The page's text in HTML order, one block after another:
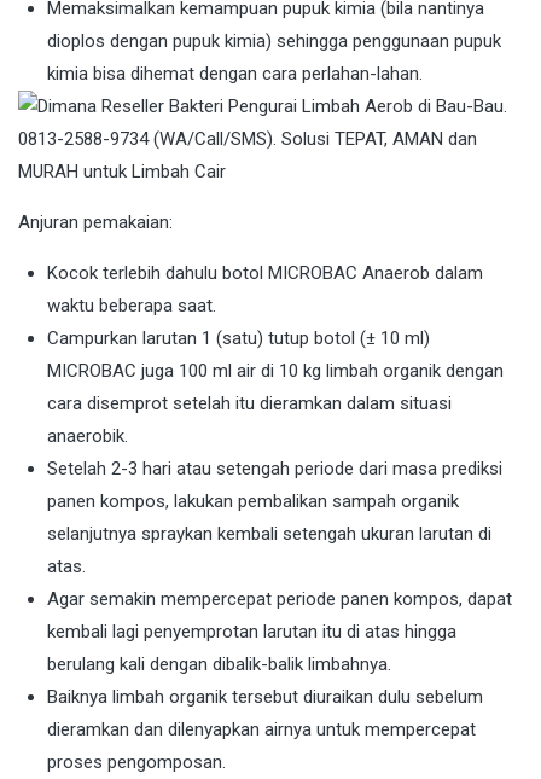
Memaksimalkan kemampuan pupuk kimia (bila nantinya
dioplos dengan pupuk kimia) sehingga penggunaan pupuk
kimia bisa dihemat dengan cara perlahan-lahan.
Anjuran pemakaian:
Kocok terlebih dahulu botol MICROBAC Anaerob dalam
waktu beberapa saat.
Campurkan larutan 1 (satu) tutup botol (± 10 ml)
MICROBAC juga 100 ml air di 10 kg limbah organik dengan
cara disemprot setelah itu dieramkan dalam situasi
anaerobik.
Setelah 2-3 hari atau setengah periode dari masa prediksi
panen kompos, lakukan pembalikan sampah organik
selanjutnya spraykan kembali setengah ukuran larutan di
atas.
Agar semakin mempercepat periode panen kompos, dapat
kembali lagi penyemprotan larutan itu di atas hingga
berulang kali dengan dibalik-balik limbahnya.
Baiknya limbah organik tersebut diuraikan dulu sebelum
dieramkan dan dilenyapkan airnya untuk mempercepat
proses pengomposan.